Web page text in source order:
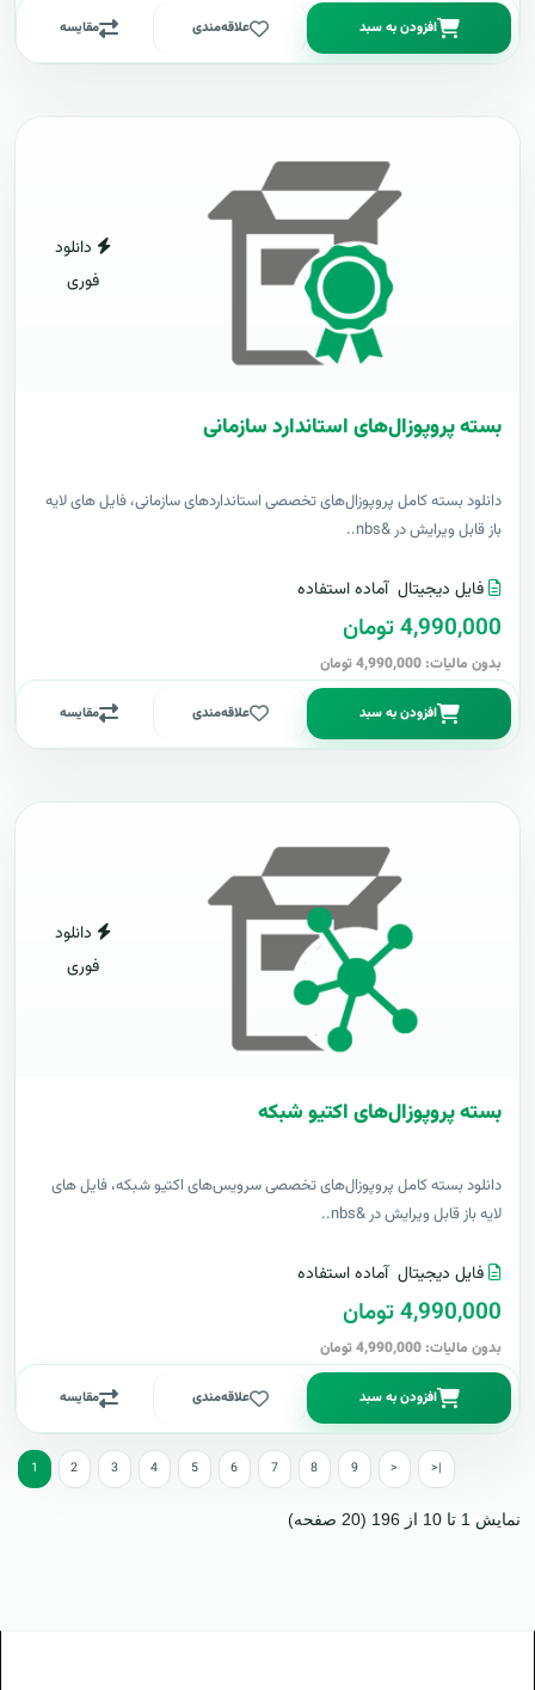
افزودن به سبد علاقه‌مندی مقایسه
دانلود
فوری
بسته پروپوزال‌های استاندارد سازمانی
دانلود بسته کامل پروپوزال‌های تخصصی استانداردهای سازمانی، فایل های لایه
باز قابل ویرایش در &nbs..
فایل دیجیتال آماده استفاده
4,990,000 تومان
بدون مالیات: 4,990,000 تومان
افزودن به سبد علاقه‌مندی مقایسه
دانلود
فوری
بسته پروپوزال‌های اکتیو شبکه
دانلود بسته کامل پروپوزال‌های تخصصی سرویس‌های اکتیو شبکه، فایل های
لایه باز قابل ویرایش در &nbs..
فایل دیجیتال آماده استفاده
4,990,000 تومان
بدون مالیات: 4,990,000 تومان
افزودن به سبد علاقه‌مندی مقایسه
1 2 3 4 5 6 7 8 9 > >|
نمایش 1 تا 10 از 196 (20 صفحه)